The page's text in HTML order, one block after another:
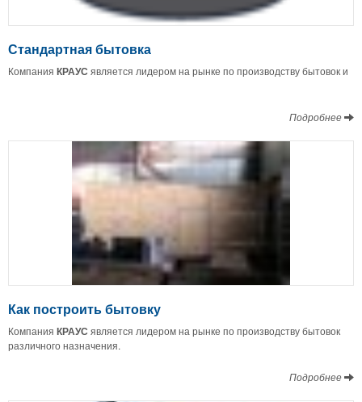
Стандартная бытовка
Компания КРАУС является лидером на рынке по производству бытовок и
Подробнее
Как построить бытовку
Компания КРАУС является лидером на рынке по производству бытовок
различного назначения.
Подробнее